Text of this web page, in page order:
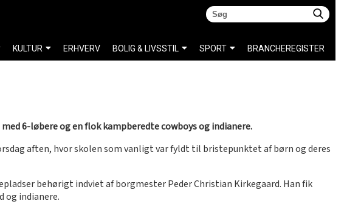
6-løbere og en flok kampberedte cowboys og indianere.
aften, hvor skolen som vanligt var fyldt til bristepunktet af børn og deres
behørigt indviet af borgmester Peder Christian Kirkegaard. Han fik
og indianere.
KULTUR ERHVERV BOLIG & LIVSSTIL SPORT BRANCHEREGISTER